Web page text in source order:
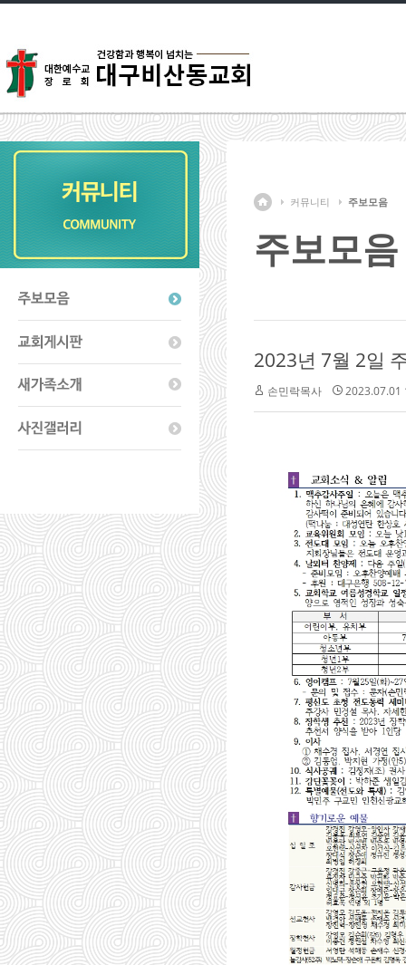
커뮤니티 주보모음
주보모음
2023년 7월 2일
손민락목사 2023.07.01